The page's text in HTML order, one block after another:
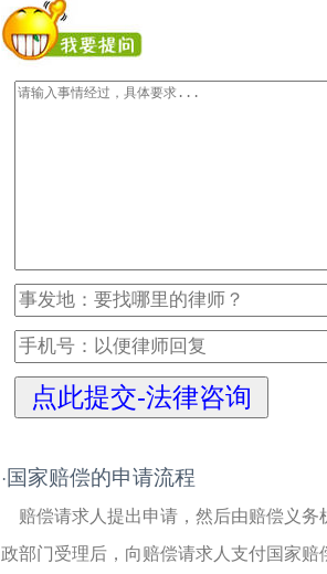
· 国家赔偿的申请流程
赔偿请求人提出申请，然后由赔偿义
政部门受理后，向赔偿请求人支付国家